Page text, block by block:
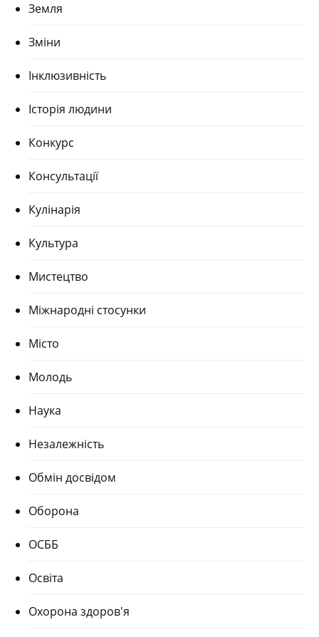
Земля
Зміни
Інклюзивність
Історія людини
Конкурс
Консультації
Кулінарія
Культура
Мистецтво
Міжнародні стосунки
Місто
Молодь
Наука
Незалежність
Обмін досвідом
Оборона
ОСББ
Освіта
Охорона здоров'я